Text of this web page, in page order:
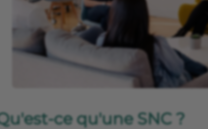
ce qu'une SNC ?